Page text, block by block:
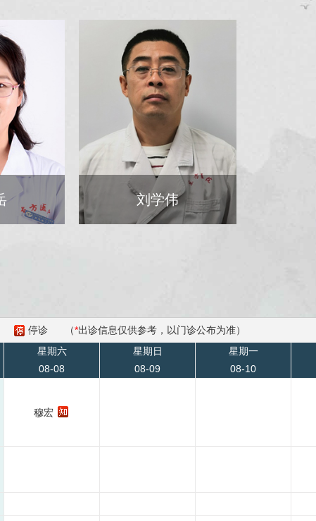
刘学伟
停诊 （*出诊信息仅供参考，以门诊公布为准）
星期六
08-08
星期日
08-09
星期一
08-10
穆宏